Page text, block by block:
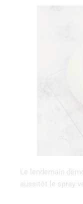
Le lendemain
aussitôt le spray